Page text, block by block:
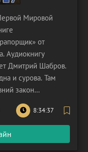
Мировой
от
Аудиокнигу
Дмитрий Шабров.
и сурова. Там
закон
Главный
от него в таком
в прицел
8:34:37